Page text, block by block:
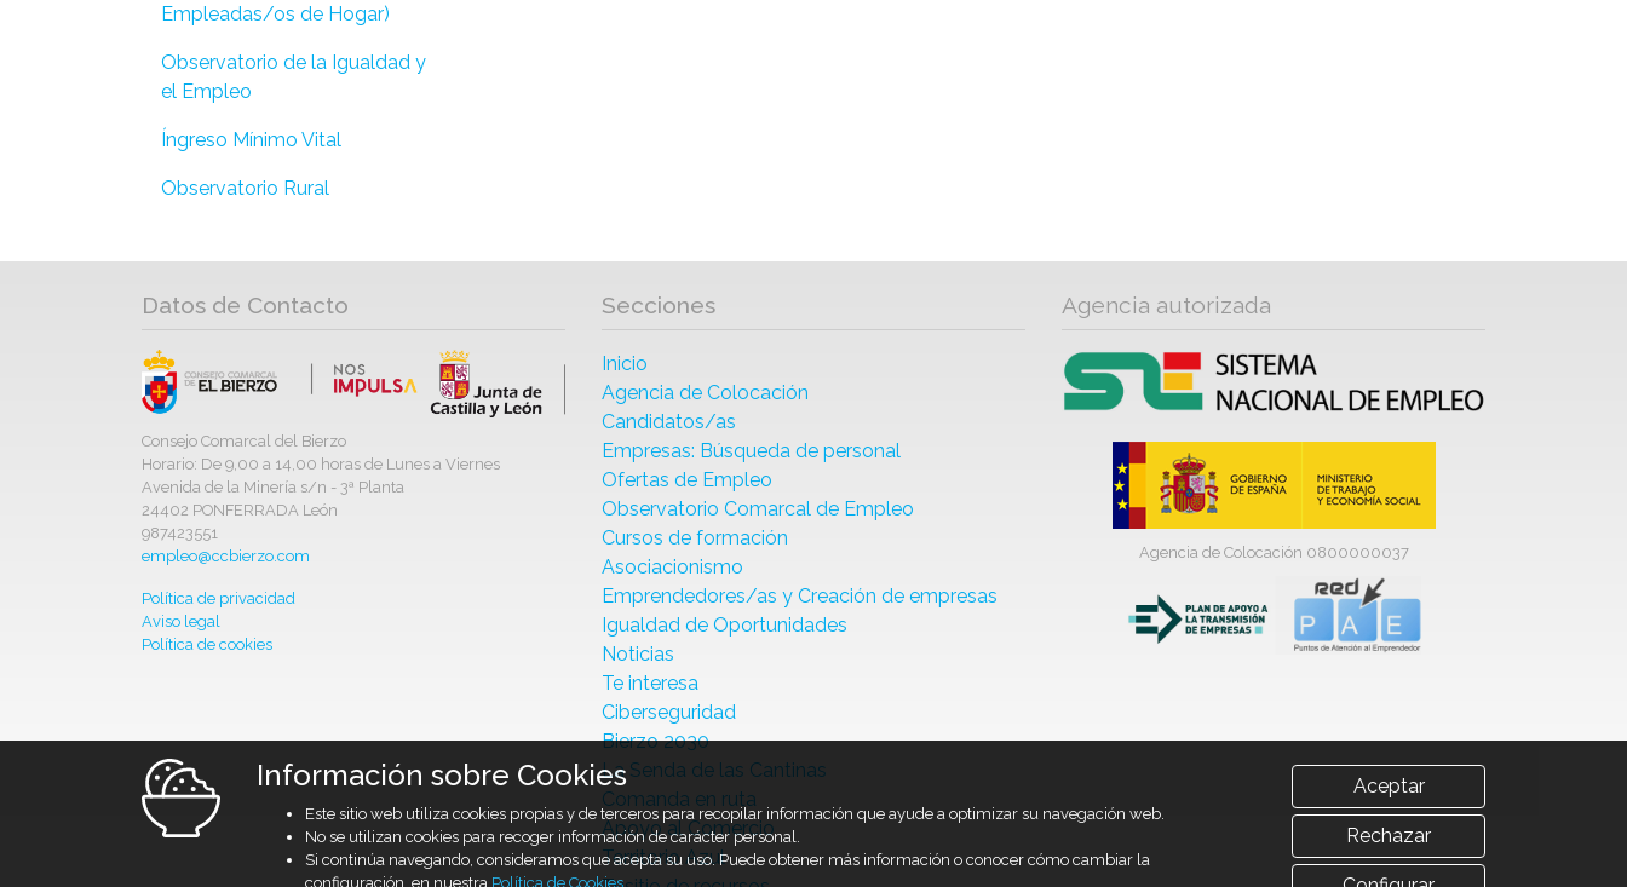
Empleadas/os de Hogar)
Observatorio de la Igualdad y
el Empleo
Íngreso Mínimo Vital
Observatorio Rural
Datos de Contacto
Consejo Comarcal del Bierzo
Horario: De 9,00 a 14,00 horas de Lunes a Viernes
Avenida de la Minería s/n - 3ª Planta
24402 PONFERRADA León
987423551
empleo@ccbierzo.com
Política de privacidad
Aviso legal
Política de cookies
Secciones
Inicio
Agencia de Colocación
Candidatos/as
Empresas: Búsqueda de personal
Ofertas de Empleo
Observatorio Comarcal de Empleo
Cursos de formación
Asociacionismo
Emprendedores/as y Creación de empresas
Igualdad de Oportunidades
Noticias
Te interesa
Ciberseguridad
Bierzo 2030
La Senda de las Cantinas
Comanda en ruta
Apoyo al Comercio
Territorio Azul
Agencia autorizada
Agencia de Colocación 0800000037
Información sobre Cookies
Este sitio web utiliza cookies propias y de terceros para recopilar información que ayude a optimizar su navegación web.
No se utilizan cookies para recoger información de carácter personal.
Si continúa navegando, consideramos que acepta su uso. Puede obtener más información o conocer cómo cambiar la
configuración, en nuestra Política de Cookies.
Aceptar
Rechazar